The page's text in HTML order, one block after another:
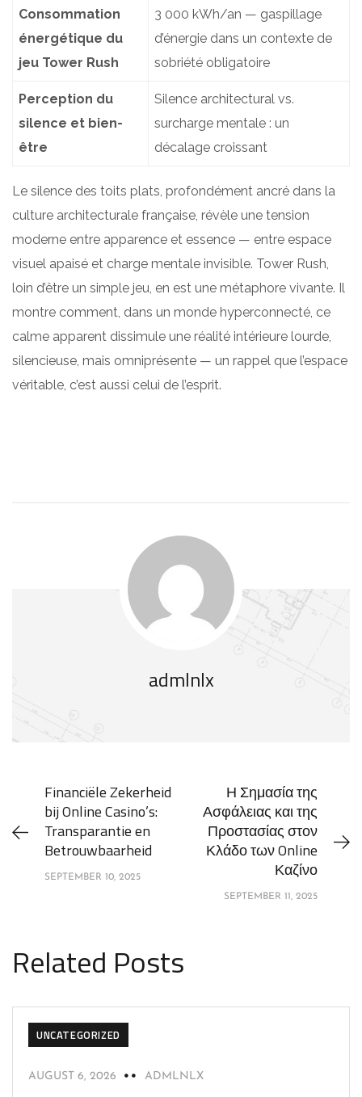
Consommation
énergétique du
jeu Tower Rush
3 000 kWh/an — gaspillage
d’énergie dans un contexte de
sobriété obligatoire
Perception du
silence et bien-
être
Silence architectural vs.
surcharge mentale : un
décalage croissant
Le silence des toits plats, profondément ancré dans la
culture architecturale française, révèle une tension
moderne entre apparence et essence — entre espace
visuel apaisé et charge mentale invisible. Tower Rush,
loin d’être un simple jeu, en est une métaphore vivante. Il
montre comment, dans un monde hyperconnecté, ce
calme apparent dissimule une réalité intérieure lourde,
silencieuse, mais omniprésente — un rappel que l’espace
véritable, c’est aussi celui de l’esprit.
admlnlx
Financiële Zekerheid
bij Online Casino’s:
Transparantie en
Betrouwbaarheid
SEPTEMBER 10, 2025
Η Σημασία της
Ασφάλειας και της
Προστασίας στον
Κλάδο των Online
Καζίνο
SEPTEMBER 11, 2025
Related Posts
UNCATEGORIZED
AUGUST 6, 2026 ADMLNLX